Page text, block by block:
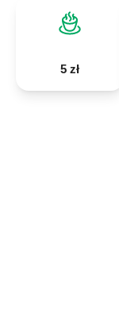
5 zł